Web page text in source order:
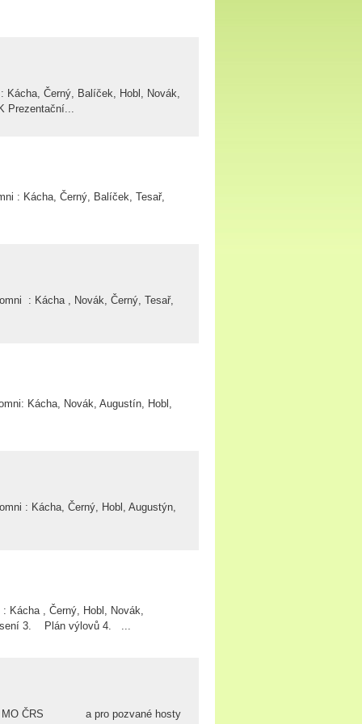
Černý, Balíček, Hobl, Novák,
: Kácha, Černý, Balíček, Tesař,
: Kácha , Novák, Černý, Tesař,
Kácha, Novák, Augustín, Hobl,
: Kácha, Černý, Hobl, Augustýn,
Kácha , Černý, Hobl, Novák,
3. Plán výlovů 4. ...
MO ČRS a pro pozvané hosty